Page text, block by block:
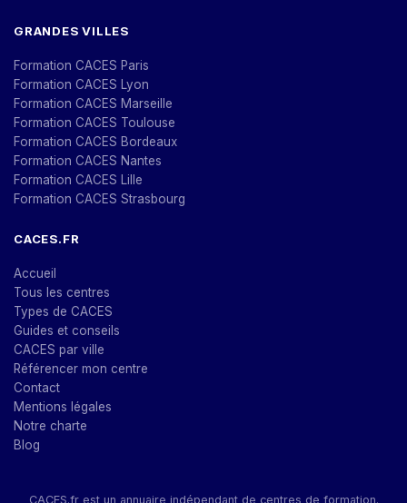
GRANDES VILLES
Formation CACES Paris
Formation CACES Lyon
Formation CACES Marseille
Formation CACES Toulouse
Formation CACES Bordeaux
Formation CACES Nantes
Formation CACES Lille
Formation CACES Strasbourg
CACES.FR
Accueil
Tous les centres
Types de CACES
Guides et conseils
CACES par ville
Référencer mon centre
Contact
Mentions légales
Notre charte
Blog
CACES.fr est un annuaire indépendant de centres de formation.